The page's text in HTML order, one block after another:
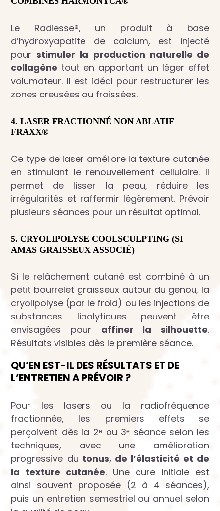
Le Radiesse®, un produit à base
d’hydroxyapatite de calcium, est injecté
pourstimuler la production naturelle de
collagène tout en apportant un léger effet
volumateur. Il est idéal pour restructurer les
zones creusées ou froissées.
4. LASER FRACTIONNÉ NON ABLATIF
FRAXX®
Ce type de laser améliore la texture cutanée
en stimulant le renouvellement cellulaire. Il
permet de lisser la peau, réduire les
irrégularités et raffermir légèrement. Prévoir
plusieurs séances pour un résultat optimal.
5.CRYOLIPOLYSECOOLSCULPTING (SI
AMAS GRAISSEUX ASSOCIÉ)
Si le relâchement cutané est combiné à un
petit bourrelet graisseux autour du genou, la
cryolipolyse (par le froid) ou les injections de
substances lipolytiques peuvent être
envisagées pour affiner la silhouette.
Résultats visibles dès le première séance.
QU’EN EST-IL DES RÉSULTATS ET DE
L’ENTRETIEN A PRÉVOIR ?
Pour les lasers ou la radiofréquence
fractionnée, les premiers effets se
perçoivent dès la 2ᵉ ou 3ᵉ séance selon les
techniques, avec une amélioration
progressive du tonus, de l’élasticité et de
la texture cutanée. Une cure initiale est
ainsi souvent proposée (2 à 4 séances),
puis un entretien semestriel ou annuel selon